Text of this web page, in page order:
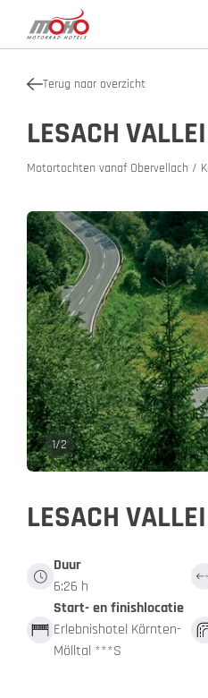
Terug naar overzicht
LESACH
Motortochten vanaf Obervellach /
1/2
LESACH
Duur
6:26 h
Start- en finishlocatie
Erlebnishotel Kärnten-
Mölltal ***S